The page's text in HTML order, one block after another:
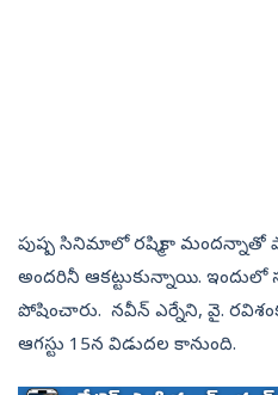
పుష్ప సినిమాలో రష్మికా
అందరినీ ఆకట్టుకున్నాయి.
పోషించారు. నవీన్‌ ఎర్నేని, వై.
ఆగస్టు 15న విడుదల కానుంది.